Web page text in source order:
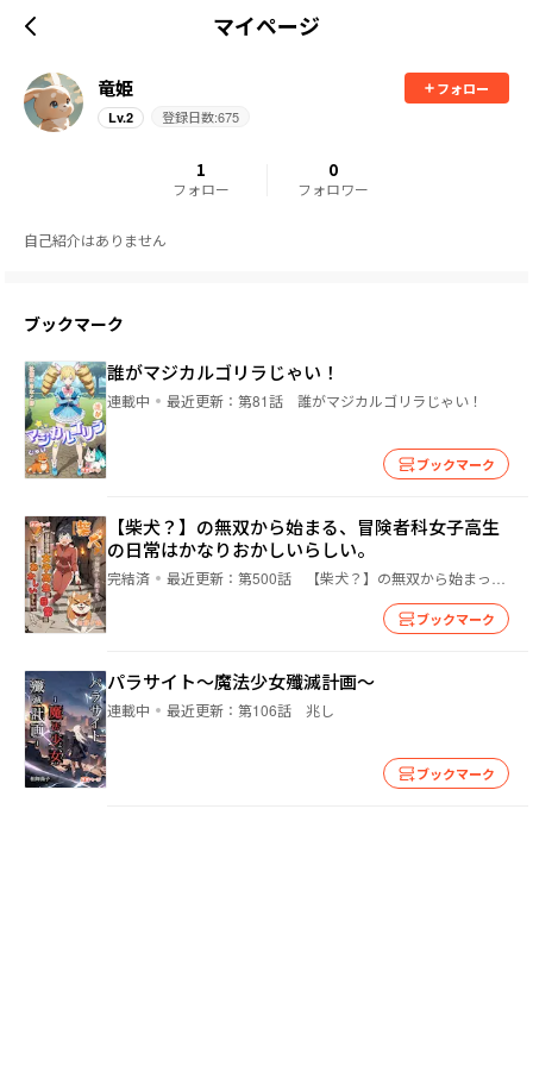
マイページ
竜姫
フォロー
Lv.2 登録日数:675
1
フォロー
0
フォロワー
自己紹介はありません
ブックマーク
誰がマジカルゴリラじゃい！
連載中 最近更新： 第81話 誰がマジカルゴリラじゃい！
ブックマーク
【柴犬？】の無双から始まる、冒険者科女子高生
の日常はかなりおかしいらしい。
完結済 最近更新： 第500話 【柴犬？】の無双から始まった、冒険者科出身の女子の日常は、かなりおかしいらしい。
ブックマーク
パラサイト〜魔法少女殲滅計画〜
連載中 最近更新： 第106話 兆し
ブックマーク